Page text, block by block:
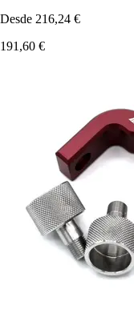
Desde 216,24 €
191,60 €